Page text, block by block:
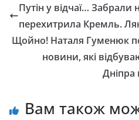
Путін у відчаї…
перехитрила Кремль.
Щойно! Наталя Гуменюк
новини, які
Вам також